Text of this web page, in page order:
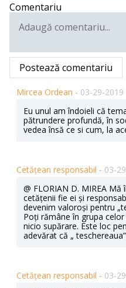
Comentariu
Postează comentariu
Mircea Ordean - 03-29-2019
Eu unul am îndoieli că
pătrundere profundă, în
vedea însă ce si cum, la
Cetățean responsabil - 03-
@ FLORIAN D. MIREA
cetățenii fie ei și
devenim valoroși pentru
Poți rămâne în grupa
nicio supărare. Este loc
adevărat că „
Cetățean responsabil - 03-